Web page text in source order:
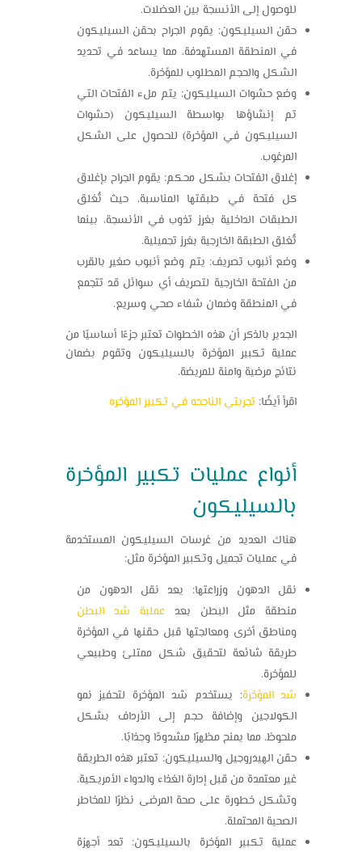
للوصول إلى الأنسجة بين العضلات.
حقن السيليكون: يقوم الجراح بحقن السيليكون
في المنطقة المستهدفة، مما يساعد في تحديد
الشكل والحجم المطلوب للمؤخرة.
وضع حشوات السيليكون: يتم ملء الفتحات التي
تم إنشاؤها بواسطة السيليكون (حشوات
السيليكون في المؤخرة) للحصول على الشكل
المرغوب.
إغلاق الفتحات بشكل محكم: يقوم الجراح بإغلاق
كل فتحة في طبقتها المناسبة، حيث تُغلق
الطبقات الداخلية بغرز تذوب في الأنسجة، بينما
تُغلق الطبقة الخارجية بغرز تجميلية.
وضع أنبوب تصريف: يتم وضع أنبوب صغير بالقرب
من الفتحة الخارجية لتصريف أي سوائل قد تتجمع
في المنطقة وضمان شفاء صحي وسريع.
الجدير بالذكر أن هذه الخطوات تعتبر جزءًا أساسيًا من
عملية تكبير المؤخرة بالسيليكون وتقوم بضمان
نتائج مرضية وآمنة للمريضة.
اقرأ أيضًا: تجربتي الناجحه في تكبير المؤخره
أنواع عمليات تكبير المؤخرة
بالسيليكون
هناك العديد من غرسات السيليكون المستخدمة
في عمليات تجميل وتكبير المؤخرة مثل:
نقل الدهون وزراعتها: يعد نقل الدهون من
منطقة مثل البطن بعدعملية شد البطن
ومناطق أخرى ومعالجتها قبل حقنها في المؤخرة
طريقة شائعة لتحقيق شكل ممتلئ وطبيعي
للمؤخرة.
شد المؤخرة: يستخدم شد المؤخرة لتحفيز نمو
الكولاجين وإضافة حجم إلى الأرداف بشكل
ملحوظ، مما يمنح مظهرًا مشدودًا وجذابًا.
حقن الهيدروجيل والسيليكون: تعتبر هذه الطريقة
غير معتمدة من قبل إدارة الغذاء والدواء الأمريكية،
وتشكل خطورة على صحة المرضى نظرًا للمخاطر
الصحية المحتملة.
عملية تكبير المؤخرة بالسيليكون: تعد أجهزة